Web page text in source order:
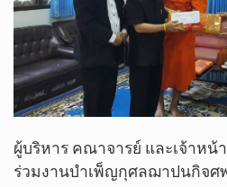
ผู้บริหาร คณาจารย์ และเจ้าห
ร่วมงานบำเพ็ญกุศลฌาปนกิจ